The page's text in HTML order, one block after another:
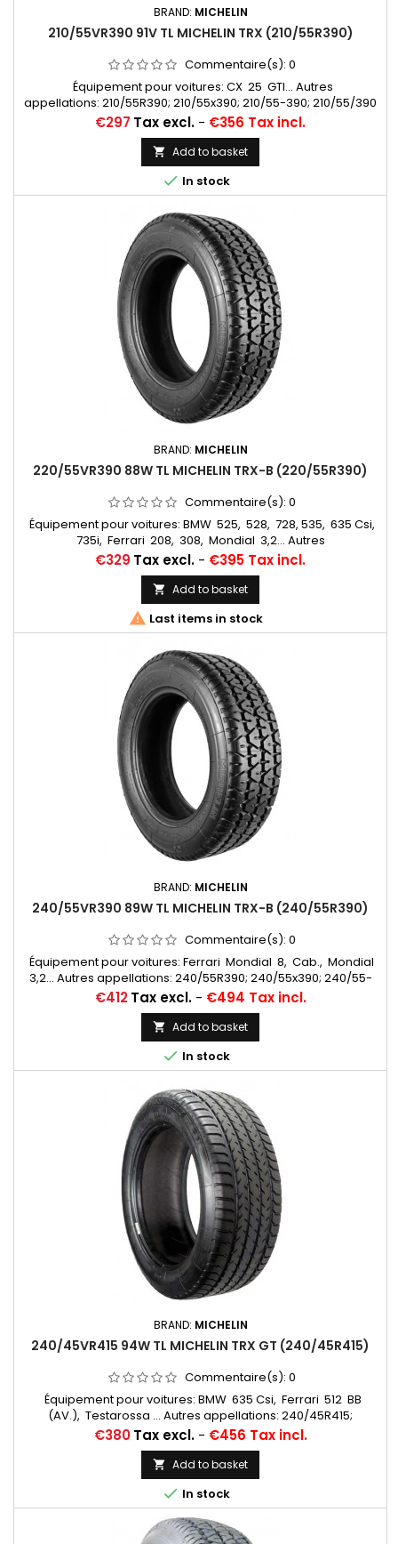
BRAND: MICHELIN
210/55VR390 91V TL MICHELIN TRX (210/55R390)
Commentaire(s): 0
Équipement pour voitures: CX 25 GTI... Autres
appellations: 210/55R390; 210/55x390; 210/55-390; 210/55/390
Price
€297 Tax excl. - €356 Tax incl.
 Add to basket
 In stock
BRAND: MICHELIN
220/55VR390 88W TL MICHELIN TRX-B (220/55R390)
Commentaire(s): 0
Équipement pour voitures: BMW 525, 528, 728, 535, 635 Csi,
735i, Ferrari 208, 308, Mondial 3,2... Autres
appellations: 220/55R390; 220/55x390; 220/55-390;
220/55/390
Price
€329 Tax excl. - €395 Tax incl.
 Add to basket
 Last items in stock
BRAND: MICHELIN
240/55VR390 89W TL MICHELIN TRX-B (240/55R390)
Commentaire(s): 0
Équipement pour voitures: Ferrari Mondial 8, Cab., Mondial
3,2... Autres appellations: 240/55R390; 240/55x390; 240/55-
390; 240/55/390
Price
€412 Tax excl.- €494 Tax incl.
 Add to basket
 In stock
BRAND: MICHELIN
240/45VR415 94W TL MICHELIN TRX GT (240/45R415)
Commentaire(s): 0
Équipement pour voitures: BMW 635 Csi, Ferrari 512 BB
(AV.), Testarossa ... Autres appellations: 240/45R415;
240/45x415; 240/45-415; 240/55/415
Price
€380 Tax excl.- €456 Tax incl.
 Add to basket
 In stock